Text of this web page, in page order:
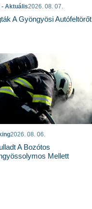
- Aktuális2026. 08. 07.
A Gyöngyösi Autófeltörőt
2026. 08. 06.
A Bozótos
Mellett